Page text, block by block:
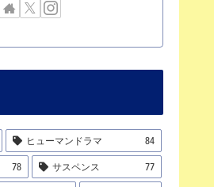
ヒューマンドラマ 84
78 サスペンス 77